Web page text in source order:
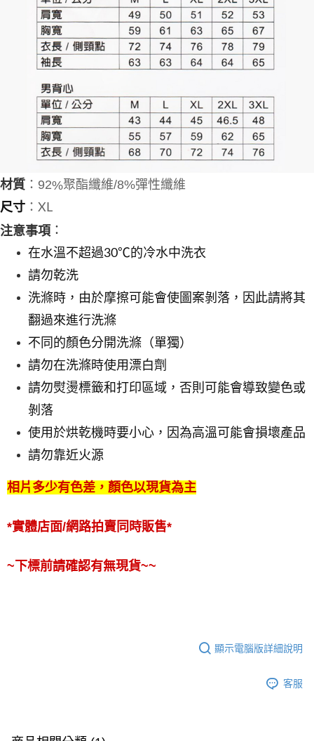
材質 ：92%聚酯纖維/8%彈性纖維
尺寸 ：XL
注意事項 ：
在水溫不超過30℃的冷水中洗衣
請勿乾洗
洗滌時，由於摩擦可能會使圖案剝落，因此請將其
翻過來進行洗滌
不同的顏色分開洗滌（單獨）
請勿在洗滌時使用漂白劑
請勿熨燙標籤和打印區域，否則可能會導致變色或
剝落
使用於烘乾機時要小心，因為高溫可能會損壞產品
請勿靠近火源
相片多少有色差，顏色以現貨為主
*實體店面/網路拍賣同時販售*
~下標前請確認有無現貨~~
顯示電腦版詳細說明
客服